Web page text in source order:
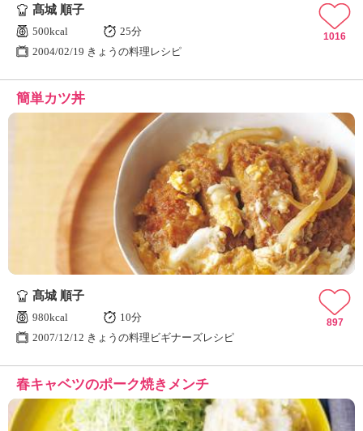
髙城 順子
500kcal
25分
2004/02/19 きょうの料理レシピ
1016
簡単カツ丼
髙城 順子
980kcal
10分
2007/12/12 きょうの料理ビギナーズレシピ
897
春キャベツのポーク焼きメンチ